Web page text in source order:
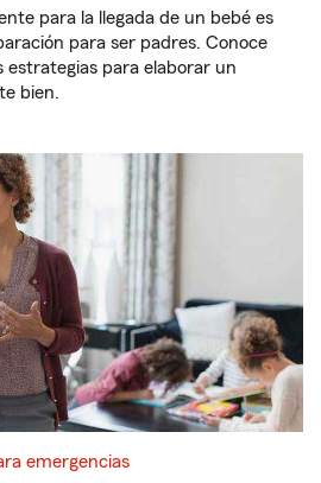
para la llegada de un bebé es
para ser padres. Conoce
estrategias para elaborar un
bien.
emergencias